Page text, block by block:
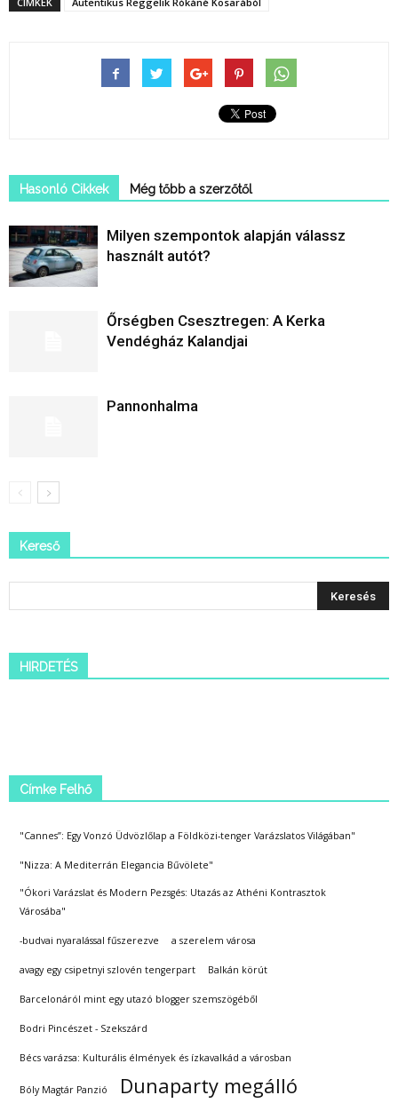
Hasonló Cikkek Még tőbb a szerzőtől
Milyen szempontok alapján válassz
használt autót?
Őrségben Csesztregen: A Kerka
Vendégház Kalandjai
Pannonhalma
Kereső
HIRDETÉS
Címke Felhő
"Cannes”: Egy Vonzó Üdvözlőlap a Földközi-tenger Varázslatos Világában"
"Nizza: A Mediterrán Elegancia Bűvölete"
"Ókori Varázslat és Modern Pezsgés: Utazás az Athéni Kontrasztok
Városába"
-budvai nyaralással fűszerezve a szerelem városa
avagy egy csipetnyi szlovén tengerpart Balkán körút
Barcelonáról mint egy utazó blogger szemszögéből
Bodri Pincészet - Szekszárd
Bécs varázsa: Kulturális élmények és ízkavalkád a városban
Bóly Magtár Panzió Dunaparty megálló